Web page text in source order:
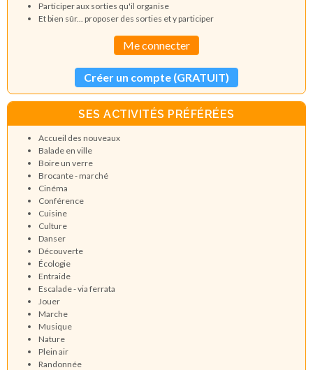
Participer aux sorties qu'il organise
Et bien sûr... proposer des sorties et y participer
Me connecter
Créer un compte (GRATUIT)
SES ACTIVITÉS PRÉFÉRÉES
Accueil des nouveaux
Balade en ville
Boire un verre
Brocante - marché
Cinéma
Conférence
Cuisine
Culture
Danser
Découverte
Écologie
Entraide
Escalade - via ferrata
Jouer
Marche
Musique
Nature
Plein air
Randonnée